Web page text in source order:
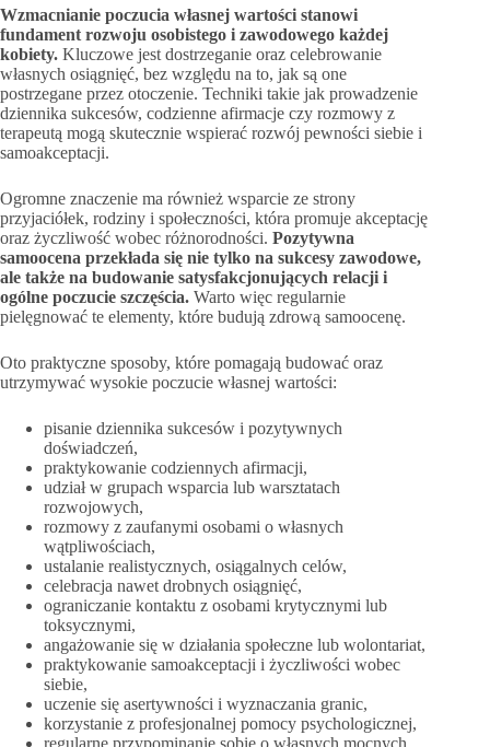
Wzmacnianie poczucia własnej wartości stanowi
fundament rozwoju osobistego i zawodowego każdej
kobiety. Kluczowe jest dostrzeganie oraz celebrowanie
własnych osiągnięć, bez względu na to, jak są one
postrzegane przez otoczenie. Techniki takie jak prowadzenie
dziennika sukcesów, codzienne afirmacje czy rozmowy z
terapeutą mogą skutecznie wspierać rozwój pewności siebie i
samoakceptacji.
Ogromne znaczenie ma również wsparcie ze strony
przyjaciółek, rodziny i społeczności, która promuje akceptację
oraz życzliwość wobec różnorodności. Pozytywna
samoocena przekłada się nie tylko na sukcesy zawodowe,
ale także na budowanie satysfakcjonujących relacji i
ogólne poczucie szczęścia. Warto więc regularnie
pielęgnować te elementy, które budują zdrową samoocenę.
Oto praktyczne sposoby, które pomagają budować oraz
utrzymywać wysokie poczucie własnej wartości:
pisanie dziennika sukcesów i pozytywnych
doświadczeń,
praktykowanie codziennych afirmacji,
udział w grupach wsparcia lub warsztatach
rozwojowych,
rozmowy z zaufanymi osobami o własnych
wątpliwościach,
ustalanie realistycznych, osiągalnych celów,
celebracja nawet drobnych osiągnięć,
ograniczanie kontaktu z osobami krytycznymi lub
toksycznymi,
angażowanie się w działania społeczne lub wolontariat,
praktykowanie samoakceptacji i życzliwości wobec
siebie,
uczenie się asertywności i wyznaczania granic,
korzystanie z profesjonalnej pomocy psychologicznej,
regularne przypominanie sobie o własnych mocnych